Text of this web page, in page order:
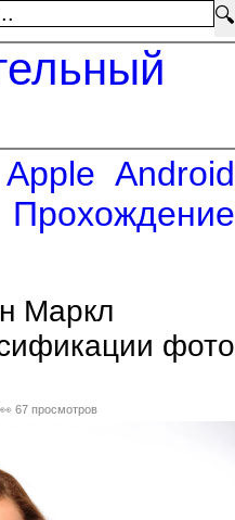
🔍
Apple Android
Прохождение
Маркл
фото
👀 67 просмотров